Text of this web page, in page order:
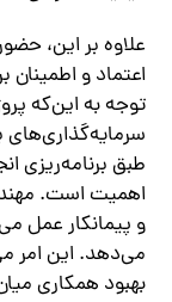
علاوه بر این،
اعتماد و اطمینان
توجه به این‌که
سرمایه‌گذاری‌های
طبق برنامه‌ریزی
اهمیت است.
و پیمانکار عمل
می‌دهد. این امر
بهبود همکاری